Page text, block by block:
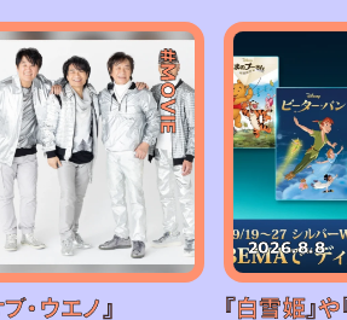
#MOVIE
・ウエノ』
2026.8.8
『白雪姫』